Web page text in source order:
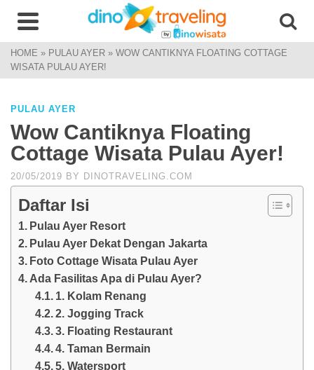
HOME » PULAU AYER » WOW CANTIKNYA FLOATING COTTAGE
WISATA PULAU AYER!
PULAU AYER
Wow Cantiknya Floating
Cottage Wisata Pulau Ayer!
20/05/2019 BY DINOTRAVELING.COM
Daftar Isi
Pulau Ayer Resort
Pulau Ayer Dekat Dengan Jakarta
Foto Cottage Wisata Pulau Ayer
Ada Fasilitas Apa di Pulau Ayer?
1. Kolam Renang
2. Jogging Track
3. Floating Restaurant
4. Taman Bermain
5. Watersport